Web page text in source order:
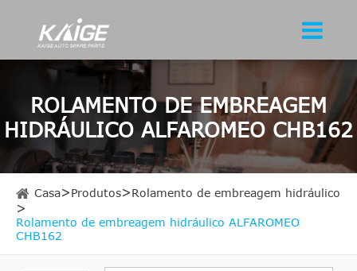
ROLAMENTO DE EMBREAGEM
HIDRÁULICO ALFAROMEO CHB162
Casa Produtos Rolamento de embreagem hidráulico
Rolamento de embreagem hidráulico ALFAROMEO
CHB162